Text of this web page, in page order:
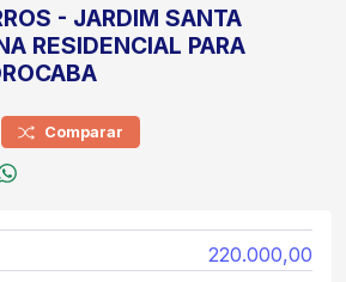
- JARDIM SANTA
RESIDENCIAL PARA
Comparar
220.000,00